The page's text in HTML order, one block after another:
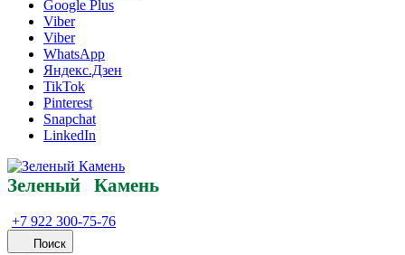
Google Plus
Viber
Viber
WhatsApp
Яндекс.Дзен
TikTok
Pinterest
Snapchat
LinkedIn
Зеленый Камень
+7 922 300-75-76
Поиск